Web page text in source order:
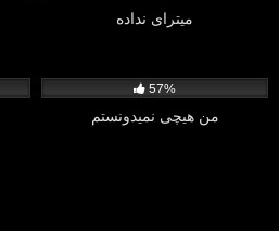
میترای نداده
57%
من هیچی نمیدونستم